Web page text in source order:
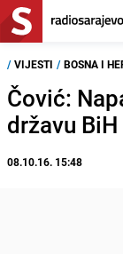
/ VIJESTI / BOSNA I
Čović:
državu BiH
08.10.16. 15:48